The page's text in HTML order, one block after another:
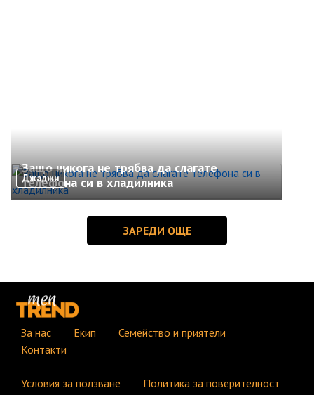
Джаджи
Защо никога не трябва да слагате
телефона си в хладилника
За нас Екип
Семейство и приятели
Контакти
Условия за ползване
Политика за поверителност